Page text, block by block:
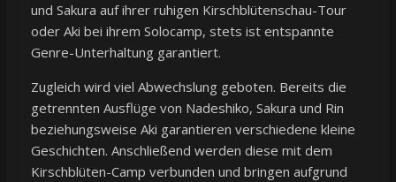
und Sakura auf ihrer ruhigen Kirschblütenschau-Tour
oder Aki bei ihrem Solocamp, stets ist entspannte
Genre-Unterhaltung garantiert.
Zugleich wird viel Abwechslung geboten. Bereits die
getrennten Ausflüge von Nadeshiko, Sakura und Rin
beziehungsweise Aki garantieren verschiedene kleine
Geschichten. Anschließend werden diese mit dem
Kirschblüten-Camp verbunden und bringen aufgrund